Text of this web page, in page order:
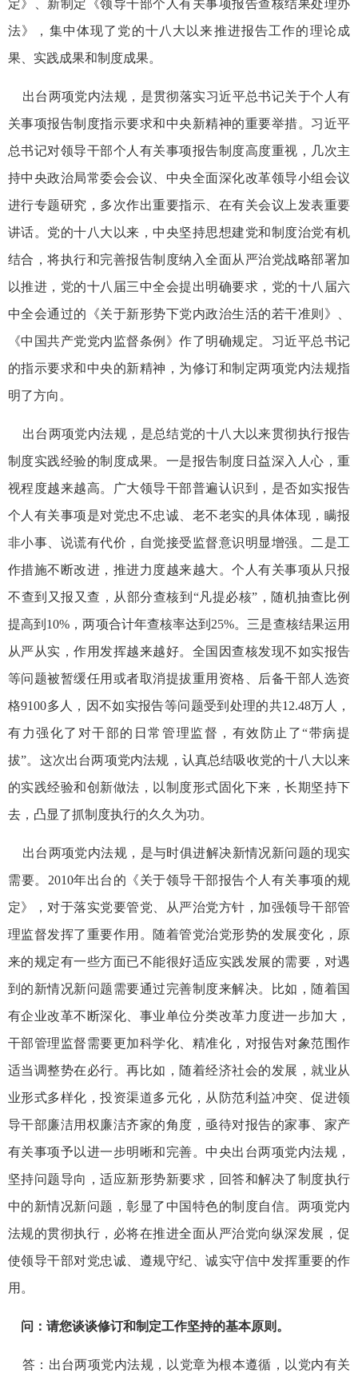
定》、新制定《领导干部个人有关事项报告查核结果处理办
法》，集中体现了党的十八大以来推进报告工作的理论成
果、实践成果和制度成果。
出台两项党内法规，是贯彻落实习近平总书记关于个人有
关事项报告制度指示要求和中央新精神的重要举措。习近平
总书记对领导干部个人有关事项报告制度高度重视，几次主
持中央政治局常委会会议、中央全面深化改革领导小组会议
进行专题研究，多次作出重要指示、在有关会议上发表重要
讲话。党的十八大以来，中央坚持思想建党和制度治党有机
结合，将执行和完善报告制度纳入全面从严治党战略部署加
以推进，党的十八届三中全会提出明确要求，党的十八届六
中全会通过的《关于新形势下党内政治生活的若干准则》、
《中国共产党党内监督条例》作了明确规定。习近平总书记
的指示要求和中央的新精神，为修订和制定两项党内法规指
明了方向。
出台两项党内法规，是总结党的十八大以来贯彻执行报告
制度实践经验的制度成果。一是报告制度日益深入人心，重
视程度越来越高。广大领导干部普遍认识到，是否如实报告
个人有关事项是对党忠不忠诚、老不老实的具体体现，瞒报
非小事、说谎有代价，自觉接受监督意识明显增强。二是工
作措施不断改进，推进力度越来越大。个人有关事项从只报
不查到又报又查，从部分查核到“凡提必核”，随机抽查比例
提高到10%，两项合计年查核率达到25%。三是查核结果运用
从严从实，作用发挥越来越好。全国因查核发现不如实报告
等问题被暂缓任用或者取消提拔重用资格、后备干部人选资
格9100多人，因不如实报告等问题受到处理的共12.48万人，
有力强化了对干部的日常管理监督，有效防止了“带病提
拔”。这次出台两项党内法规，认真总结吸收党的十八大以来
的实践经验和创新做法，以制度形式固化下来，长期坚持下
去，凸显了抓制度执行的久久为功。
出台两项党内法规，是与时俱进解决新情况新问题的现实
需要。2010年出台的《关于领导干部报告个人有关事项的规
定》，对于落实党要管党、从严治党方针，加强领导干部管
理监督发挥了重要作用。随着管党治党形势的发展变化，原
来的规定有一些方面已不能很好适应实践发展的需要，对遇
到的新情况新问题需要通过完善制度来解决。比如，随着国
有企业改革不断深化、事业单位分类改革力度进一步加大，
干部管理监督需要更加科学化、精准化，对报告对象范围作
适当调整势在必行。再比如，随着经济社会的发展，就业从
业形式多样化，投资渠道多元化，从防范利益冲突、促进领
导干部廉洁用权廉洁齐家的角度，亟待对报告的家事、家产
有关事项予以进一步明晰和完善。中央出台两项党内法规，
坚持问题导向，适应新形势新要求，回答和解决了制度执行
中的新情况新问题，彰显了中国特色的制度自信。两项党内
法规的贯彻执行，必将在推进全面从严治党向纵深发展，促
使领导干部对党忠诚、遵规守纪、诚实守信中发挥重要的作
用。
问：请您谈谈修订和制定工作坚持的基本原则。
答：出台两项党内法规，以党章为根本遵循，以党内有关